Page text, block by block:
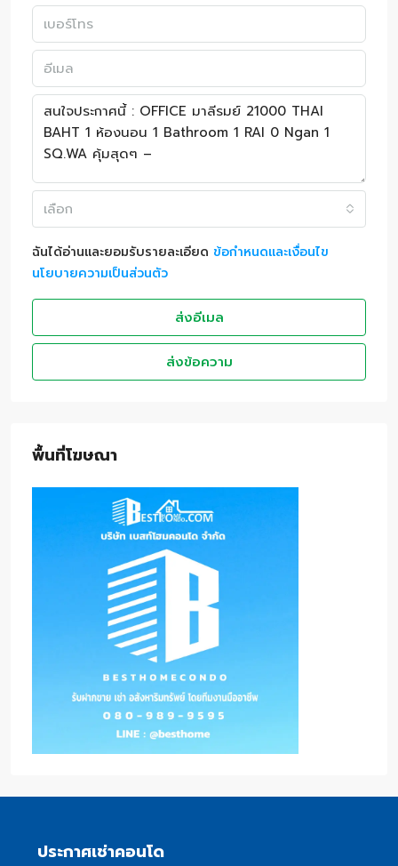
เลือก
ฉันได้อ่านและยอมรับรายละเอียด ข้อกำหนดและเงื่อนไข
นโยบายความเป็นส่วนตัว
ส่งอีเมล
ส่งข้อความ
พื้นที่โฆษณา
ประกาศเช่าคอนโด